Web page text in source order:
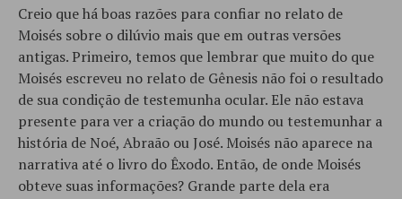
Creio que há boas razões para confiar no relato de
Moisés sobre o dilúvio mais que em outras versões
antigas. Primeiro, temos que lembrar que muito do que
Moisés escreveu no relato de Gênesis não foi o resultado
de sua condição de testemunha ocular. Ele não estava
presente para ver a criação do mundo ou testemunhar a
história de Noé, Abraão ou José. Moisés não aparece na
narrativa até o livro do Êxodo. Então, de onde Moisés
obteve suas informações? Grande parte dela era